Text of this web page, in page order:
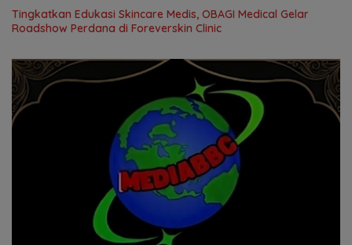
Tingkatkan Edukasi Skincare Medis, OBAGI Medical Gelar
Roadshow Perdana di Foreverskin Clinic